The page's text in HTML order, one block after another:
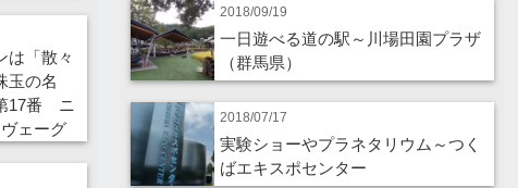
は「散々
玉の名
17番 ニ
ェーグ
2018/09/19
一日遊べる道の駅～川場田園プラザ
（群馬県）
2018/07/17
実験ショーやプラネタリウム～つく
ばエキスポセンター